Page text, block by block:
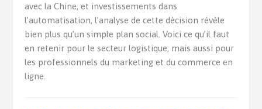
avec la Chine, et investissements dans
l’automatisation, l’analyse de cette décision révèle
bien plus qu’un simple plan social. Voici ce qu’il faut
en retenir pour le secteur logistique, mais aussi pour
les professionnels du marketing et du commerce en
ligne.